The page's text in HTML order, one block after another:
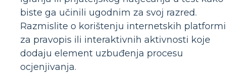
biste ga učinili ugodnim za svoj razred.
Razmislite o korištenju internetskih platformi
za pravopis ili interaktivnih aktivnosti koje
dodaju element uzbuđenja procesu
ocjenjivanja.